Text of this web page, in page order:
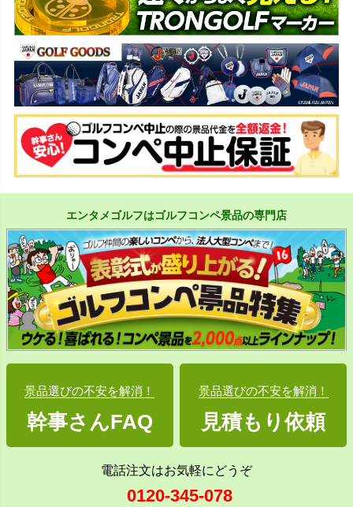
エンタメゴルフはゴルフコンペ景品の専門店
景品選びの不安を解消！
幹事さんFAQ
景品選びの不安を解消！
見積もり依頼
電話注文はお気軽にどうぞ
0120-345-078